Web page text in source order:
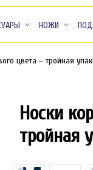
НОЖИ
цвета – тройная
Носки
тройная